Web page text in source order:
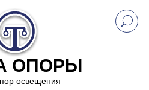
ОПОРЫ
освещения